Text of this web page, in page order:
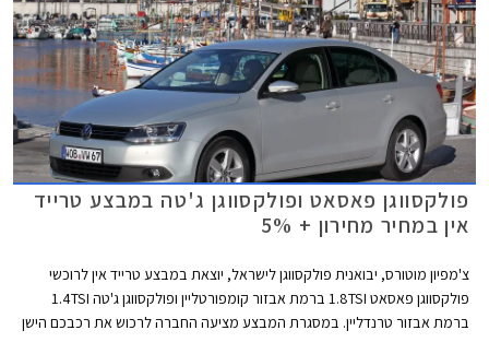
פולקסווגן פאסאט ופולקסווגן ג'טה במבצע טרייד
אין במחיר מחירון + 5%
צ'מפיון מוטורס, יבואנית פולקסווגן לישראל, יוצאת במבצע טרייד אין לרוכשי
פולקסווגן פאסאט 1.8TSI ברמת אבזור קומפורטליין ופולקסווגן ג'טה 1.4TSI
ברמת אבזור טרנדליין. במסגרת המבצע מציעה החברה לרכוש את רכבכם הישן